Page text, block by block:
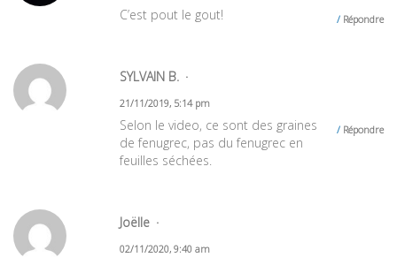
Répondre
C’est pout le gout!
SYLVAIN B.
21/11/2019, 5:14 pm
Répondre
Selon le video, ce sont des graines
de fenugrec, pas du fenugrec en
feuilles séchées.
Joëlle
02/11/2020, 9:40 am